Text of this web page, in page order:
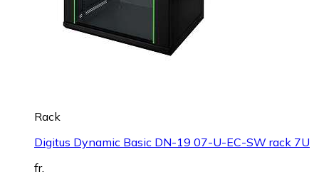
Rack
Digitus Dynamic Basic DN-19 07-U-EC-SW rack 7U
fr.